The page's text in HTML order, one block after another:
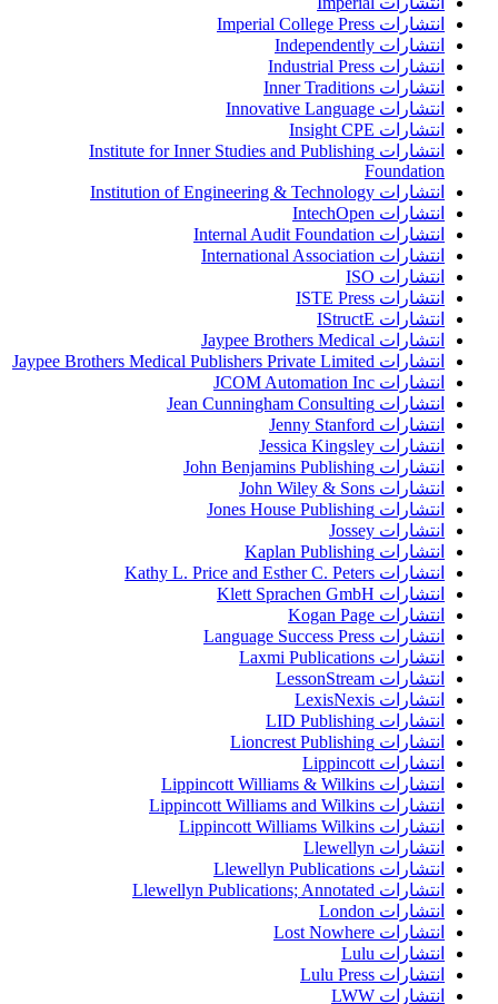
انتشارات Imperial College Press
انتشارات Independently
انتشارات Industrial Press
انتشارات Inner Traditions
انتشارات Innovative Language
انتشارات Insight CPE
انتشارات Institute for Inner Studies and Publishing
Foundation
انتشارات Institution of Engineering & Technology
انتشارات IntechOpen
انتشارات Internal Audit Foundation
انتشارات International Association
انتشارات ISO
انتشارات ISTE Press
انتشارات IStructE
انتشارات Jaypee Brothers Medical
انتشارات Jaypee Brothers Medical Publishers Private Limited
انتشارات JCOM Automation Inc
انتشارات Jean Cunningham Consulting
انتشارات Jenny Stanford
انتشارات Jessica Kingsley
انتشارات John Benjamins Publishing
انتشارات John Wiley & Sons
انتشارات Jones House Publishing
انتشارات Jossey
انتشارات Kaplan Publishing
انتشارات Kathy L. Price and Esther C. Peters
انتشارات Klett Sprachen GmbH
انتشارات Kogan Page
انتشارات Language Success Press
انتشارات Laxmi Publications
انتشارات LessonStream
انتشارات LexisNexis
انتشارات LID Publishing
انتشارات Lioncrest Publishing
انتشارات Lippincott
انتشارات Lippincott Williams & Wilkins
انتشارات Lippincott Williams and Wilkins
انتشارات Lippincott Williams Wilkins
انتشارات Llewellyn
انتشارات Llewellyn Publications
انتشارات Llewellyn Publications; Annotated
انتشارات London
انتشارات Lost Nowhere
انتشارات Lulu
انتشارات Lulu Press
انتشارات LWW